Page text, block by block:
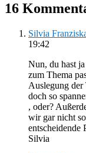
16
Silvia
19:42
Nun, du hast
zum Thema
Auslegung der
doch so
, oder?
wir gar nicht
entscheidende
Silvia